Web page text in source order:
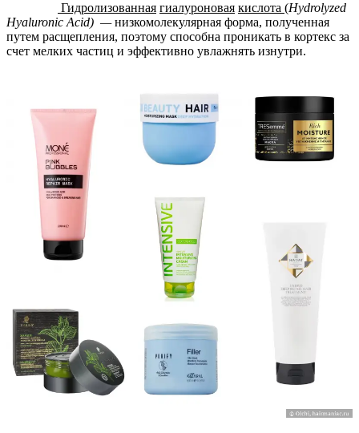
Гидролизованная гиалуроновая кислота (Hydrolyzed
Hyaluronic Acid) —низкомолекулярная форма, полученная
путем расщепления, поэтому способна проникать в кортекс за
счет мелких частиц и эффективно увлажнять изнутри.